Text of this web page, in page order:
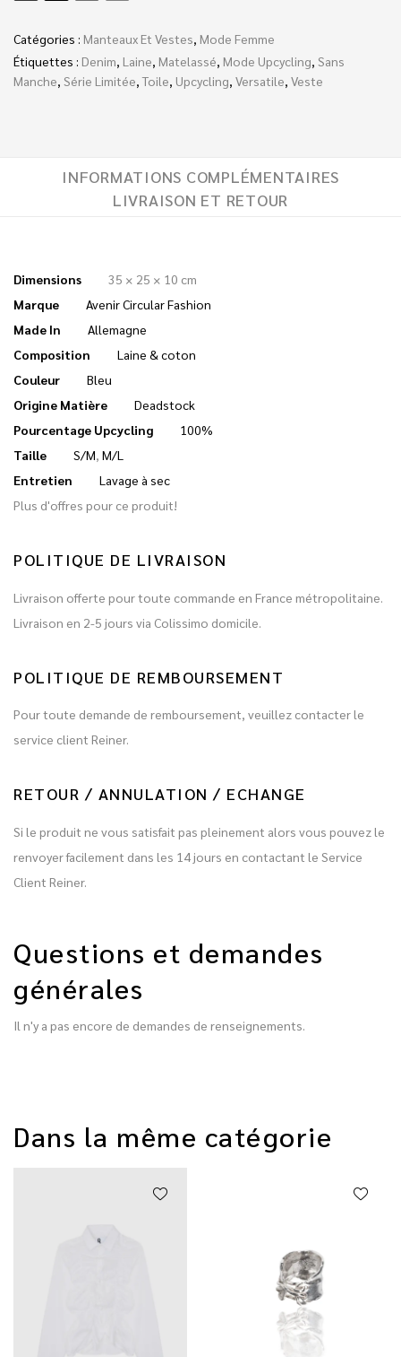
Catégories : Manteaux Et Vestes Mode Femme
Étiquettes : Denim Laine Matelassé Mode Upcycling Sans
Manche Série Limitée Toile Upcycling Versatile Veste
INFORMATIONS COMPLÉMENTAIRES
LIVRAISON ET RETOUR
Dimensions
35 × 25 × 10 cm
Marque
Avenir Circular Fashion
Made In
Allemagne
Composition
Laine & coton
Couleur
Bleu
Origine Matière
Deadstock
Pourcentage Upcycling
100%
Taille
S/M, M/L
Entretien
Lavage à sec
Plus d'offres pour ce produit!
POLITIQUE DE LIVRAISON
Livraison offerte pour toute commande en France métropolitaine.
Livraison en 2-5 jours via Colissimo domicile.
POLITIQUE DE REMBOURSEMENT
Pour toute demande de remboursement, veuillez contacter le
service client Reiner.
RETOUR / ANNULATION / ECHANGE
Si le produit ne vous satisfait pas pleinement alors vous pouvez le
renvoyer facilement dans les 14 jours en contactant le Service
Client Reiner.
Questions et demandes
générales
Il n'y a pas encore de demandes de renseignements.
Dans la même catégorie